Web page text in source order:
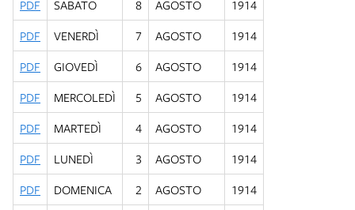
PDF
SABATO 8 AGOSTO
1914
PDF
VENERDÌ 7 AGOSTO
1914
PDF
GIOVEDÌ 6 AGOSTO
1914
PDF
MERCOLEDÌ 5 AGOSTO
1914
PDF
MARTEDÌ 4 AGOSTO
1914
PDF
LUNEDÌ 3 AGOSTO
1914
PDF
DOMENICA 2 AGOSTO
1914